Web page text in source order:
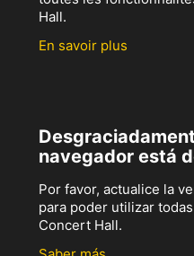
Hall.
En savoir plus
navegador está
Por favor, actualice la
para poder utilizar
Concert Hall.